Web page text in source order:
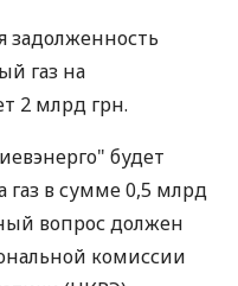
задолженность
газ на
2 млрд грн.
будет
газ в сумме 0,5 млрд
вопрос должен
комиссии